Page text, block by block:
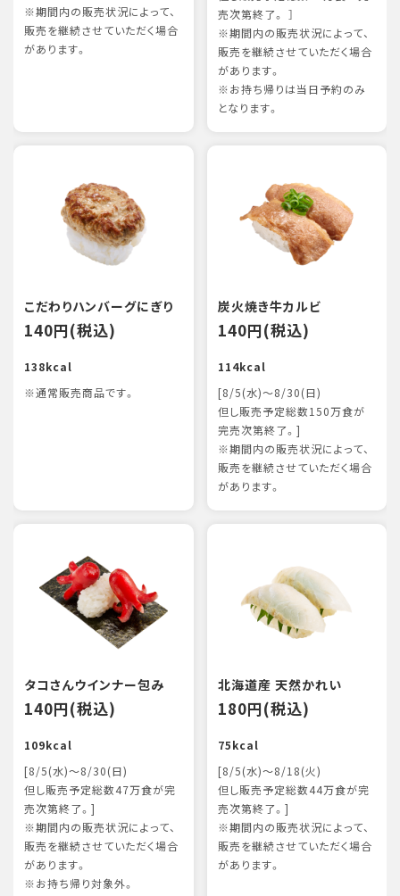
※期間内の販売状況によって、
販売を継続させていただく場合
があります。
売次第終了。 ］
※期間内の販売状況によって、
販売を継続させていただく場合
があります。
※お持ち帰りは当日予約のみ
となります。
こだわりハンバーグにぎり
140円(税込)
138kcal
※通常販売商品です。
炭火焼き牛カルビ
140円(税込)
114kcal
[8/5(水)～8/30(日)
但し販売予定総数150万食が
完売次第終了。]
※期間内の販売状況によって、
販売を継続させていただく場合
があります。
タコさんウインナー包み
140円(税込)
109kcal
[8/5(水)～8/30(日)
但し販売予定総数47万食が完
売次第終了。]
※期間内の販売状況によって、
販売を継続させていただく場合
があります。
※お持ち帰り対象外。
北海道産 天然かれい
180円(税込)
75kcal
[8/5(水)～8/18(火)
但し販売予定総数44万食が完
売次第終了。]
※期間内の販売状況によって、
販売を継続させていただく場合
があります。